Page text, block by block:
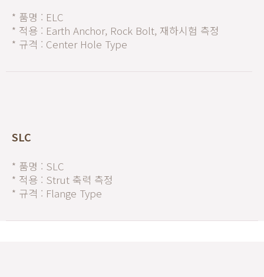
* 품명 : ELC
* 적용 : Earth Anchor, Rock Bolt, 재하시험 측정
* 규격 : Center Hole Type
SLC
* 품명 : SLC
* 적용 : Strut 축력 측정
* 규격 : Flange Type